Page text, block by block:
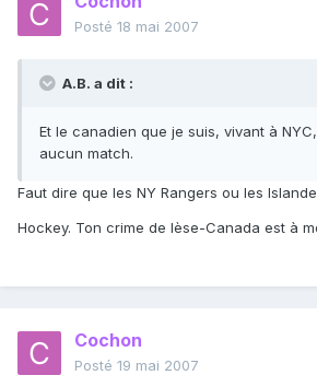
Posté 18 mai 2007
A.B. a dit :
Et le canadien que je suis, vivant à
aucun match.
Faut dire que les NY Rangers ou les
Hockey. Ton crime de lèse-Canada est à
Cochon
Posté 19 mai 2007